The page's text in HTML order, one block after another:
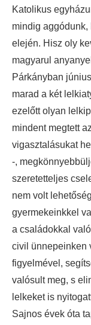
Katolikus
mindig
elején. Hisz oly
magyarul
Párkányban
marad a két
ezelőtt olyan
mindent megtett
vigasztalásukat
-,
szeretetteljes
nem volt
gyermekeinkkel
a családokkal
civil ünnepeinken
figyelmével,
valósult meg, s
lelkeket is
Sajnos évek óta